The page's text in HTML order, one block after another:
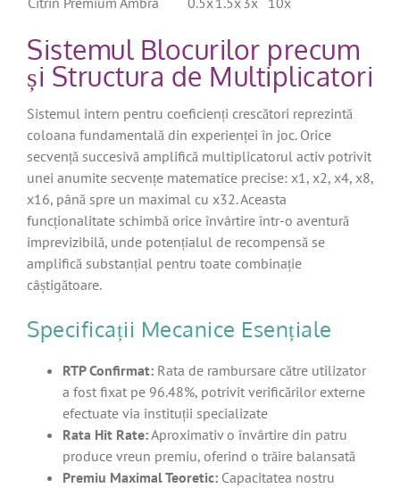
Sistemul Blocurilor precum
și Structura de Multiplicatori
Sistemul intern pentru coeficienți crescători reprezintă
coloana fundamentală din experienței în joc. Orice
secvență succesivă amplifică multiplicatorul activ potrivit
unei anumite secvențe matematice precise: x1, x2, x4, x8,
x16, până spre un maximal cu x32. Aceasta
funcționalitate schimbă orice învârtire într-o aventură
imprevizibilă, unde potențialul de recompensă se
amplifică substanțial pentru toate combinație
câștigătoare.
Specificații Mecanice Esențiale
RTP Confirmat: Rata de rambursare către utilizator
a fost fixat pe 96.48%, potrivit verificărilor externe
efectuate via instituții specializate
Rata Hit Rate:Aproximativ o învârtire din patru
produce vreun premiu, oferind o trăire balansată
Premiu Maximal Teoretic: Capacitatea nostru